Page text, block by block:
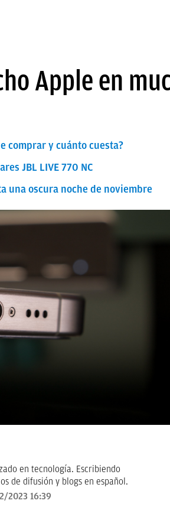
Apple en
comprar y cuánto cuesta?
JBL LIVE 770 NC
una oscura noche de noviembre
Escribiendo
de difusión y blogs en español.
2023 16:39